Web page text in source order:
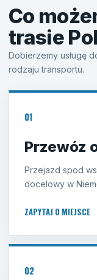
Co
trasie
Dobierzemy usługę
rodzaju transportu.
01
Przewóz
Przejazd spod
docelowy w
ZAPYTAJ O MIEJSCE
02